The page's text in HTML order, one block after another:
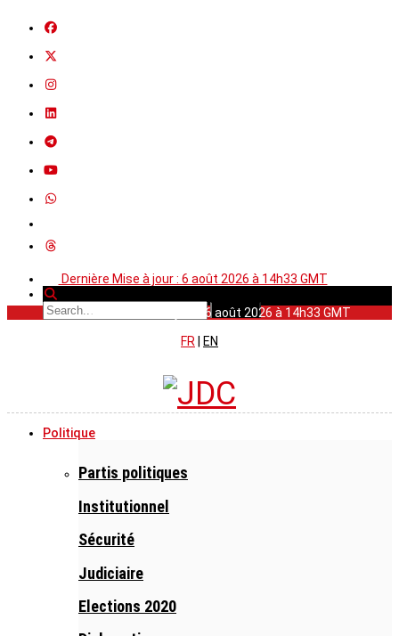
Dernière Mise à jour : 6 août 2026 à 14h33 GMT
Dernière Mise à jour : 6 août 2026 à 14h33 GMT
FR
EN
Politique
Partis politiques
Institutionnel
Sécurité
Judiciaire
Elections 2020